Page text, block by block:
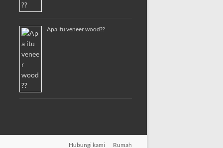
Apa itu veneer wood??
Hubungi kami Rumah